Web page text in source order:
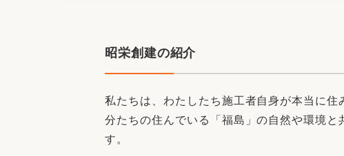
バリアフリー
収納 デザインリフォ
趣味を楽しむ ペットと暮らす
お客さまの声
リフォームコンシェルジュ®
昭栄創建の紹介
私たちは、わたしたち施工者自身が本当に
分たちの住んでいる「福島」の自然や環境
す。